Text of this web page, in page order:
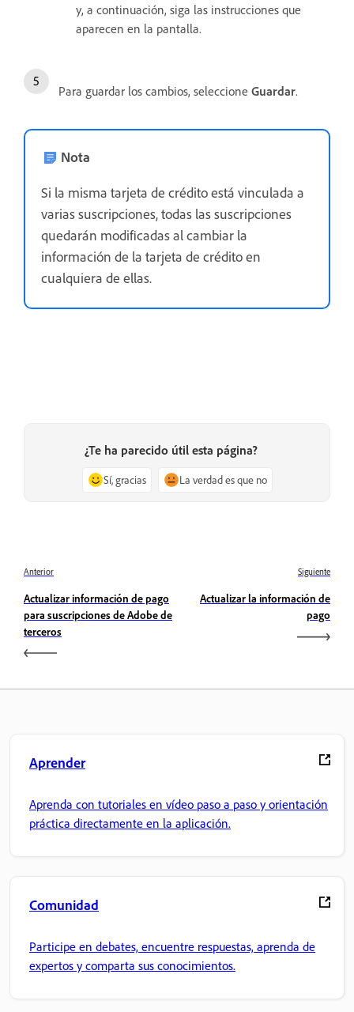
y, a continuación, siga las instrucciones que
aparecen en la pantalla.
Para guardar los cambios, seleccione Guardar.
Nota
Si la misma tarjeta de crédito está vinculada a
varias suscripciones, todas las suscripciones
quedarán modificadas al cambiar la
información de la tarjeta de crédito en
cualquiera de ellas.
¿Te ha parecido útil esta página?
Sí, gracias La verdad es que no
Anterior
Actualizar información de pago
para suscripciones de Adobe de
terceros
Siguiente
Actualizar la información de
pago
Aprender
Aprenda con tutoriales en vídeo paso a paso y orientación
práctica directamente en la aplicación.
Comunidad
Participe en debates, encuentre respuestas, aprenda de
expertos y comparta sus conocimientos.